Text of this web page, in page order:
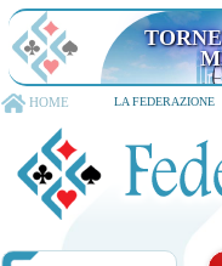
HOME LA FEDERAZIONE